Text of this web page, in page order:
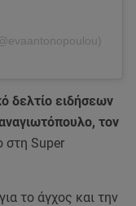
δελτίο ειδήσεων
τον
στη Super
το άγχος και την